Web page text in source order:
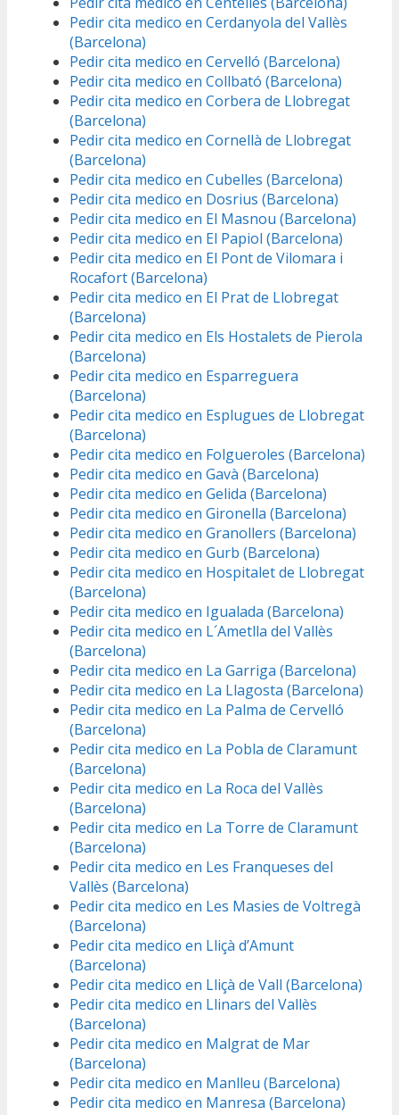
Pedir cita medico en Cerdanyola del Vallès
(Barcelona)
Pedir cita medico en Cervelló (Barcelona)
Pedir cita medico en Collbató (Barcelona)
Pedir cita medico en Corbera de Llobregat
(Barcelona)
Pedir cita medico en Cornellà de Llobregat
(Barcelona)
Pedir cita medico en Cubelles (Barcelona)
Pedir cita medico en Dosrius (Barcelona)
Pedir cita medico en El Masnou (Barcelona)
Pedir cita medico en El Papiol (Barcelona)
Pedir cita medico en El Pont de Vilomara i
Rocafort (Barcelona)
Pedir cita medico en El Prat de Llobregat
(Barcelona)
Pedir cita medico en Els Hostalets de Pierola
(Barcelona)
Pedir cita medico en Esparreguera
(Barcelona)
Pedir cita medico en Esplugues de Llobregat
(Barcelona)
Pedir cita medico en Folgueroles (Barcelona)
Pedir cita medico en Gavà (Barcelona)
Pedir cita medico en Gelida (Barcelona)
Pedir cita medico en Gironella (Barcelona)
Pedir cita medico en Granollers (Barcelona)
Pedir cita medico en Gurb (Barcelona)
Pedir cita medico en Hospitalet de Llobregat
(Barcelona)
Pedir cita medico en Igualada (Barcelona)
Pedir cita medico en L´Ametlla del Vallès
(Barcelona)
Pedir cita medico en La Garriga (Barcelona)
Pedir cita medico en La Llagosta (Barcelona)
Pedir cita medico en La Palma de Cervelló
(Barcelona)
Pedir cita medico en La Pobla de Claramunt
(Barcelona)
Pedir cita medico en La Roca del Vallès
(Barcelona)
Pedir cita medico en La Torre de Claramunt
(Barcelona)
Pedir cita medico en Les Franqueses del
Vallès (Barcelona)
Pedir cita medico en Les Masies de Voltregà
(Barcelona)
Pedir cita medico en Lliçà d’Amunt
(Barcelona)
Pedir cita medico en Lliçà de Vall (Barcelona)
Pedir cita medico en Llinars del Vallès
(Barcelona)
Pedir cita medico en Malgrat de Mar
(Barcelona)
Pedir cita medico en Manlleu (Barcelona)
Pedir cita medico en Manresa (Barcelona)